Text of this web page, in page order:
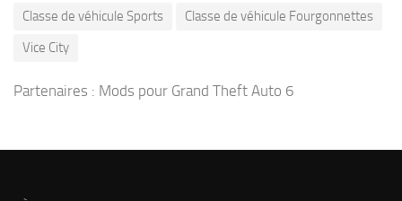
Classe de véhicule Sports
Classe de véhicule Fourgonnettes
Vice City
Partenaires : Mods pour Grand Theft Auto 6